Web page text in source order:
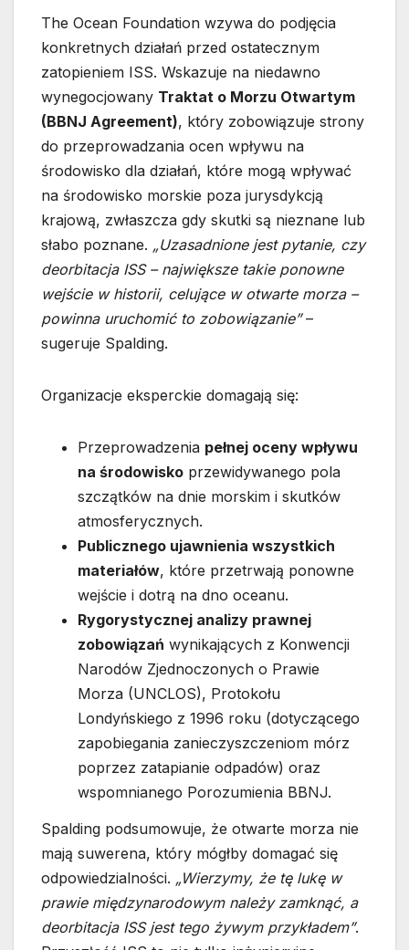
The Ocean Foundation wzywa do podjęcia
konkretnych działań przed ostatecznym
zatopieniem ISS. Wskazuje na niedawno
wynegocjowany Traktat o Morzu Otwartym
(BBNJ Agreement), który zobowiązuje strony
do przeprowadzania ocen wpływu na
środowisko dla działań, które mogą wpływać
na środowisko morskie poza jurysdykcją
krajową, zwłaszcza gdy skutki są nieznane lub
słabo poznane. „Uzasadnione jest pytanie, czy
deorbitacja ISS – największe takie ponowne
wejście w historii, celujące w otwarte morza –
powinna uruchomić to zobowiązanie”–
sugeruje Spalding.
Organizacje eksperckie domagają się:
Przeprowadzenia pełnej oceny wpływu
na środowisko przewidywanego pola
szczątków na dnie morskim i skutków
atmosferycznych.
Publicznego ujawnienia wszystkich
materiałów, które przetrwają ponowne
wejście i dotrą na dno oceanu.
Rygorystycznej analizy prawnej
zobowiązań wynikających z Konwencji
Narodów Zjednoczonych o Prawie
Morza (UNCLOS), Protokołu
Londyńskiego z 1996 roku (dotyczącego
zapobiegania zanieczyszczeniom mórz
poprzez zatapianie odpadów) oraz
wspomnianego Porozumienia BBNJ.
Spalding podsumowuje, że otwarte morza nie
mają suwerena, który mógłby domagać się
odpowiedzialności. „Wierzymy, że tę lukę w
prawie międzynarodowym należy zamknąć, a
deorbitacja ISS jest tego żywym przykładem”.